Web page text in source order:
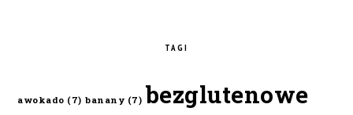
TAGI
awokado (7) banany (7) bezglutenowe